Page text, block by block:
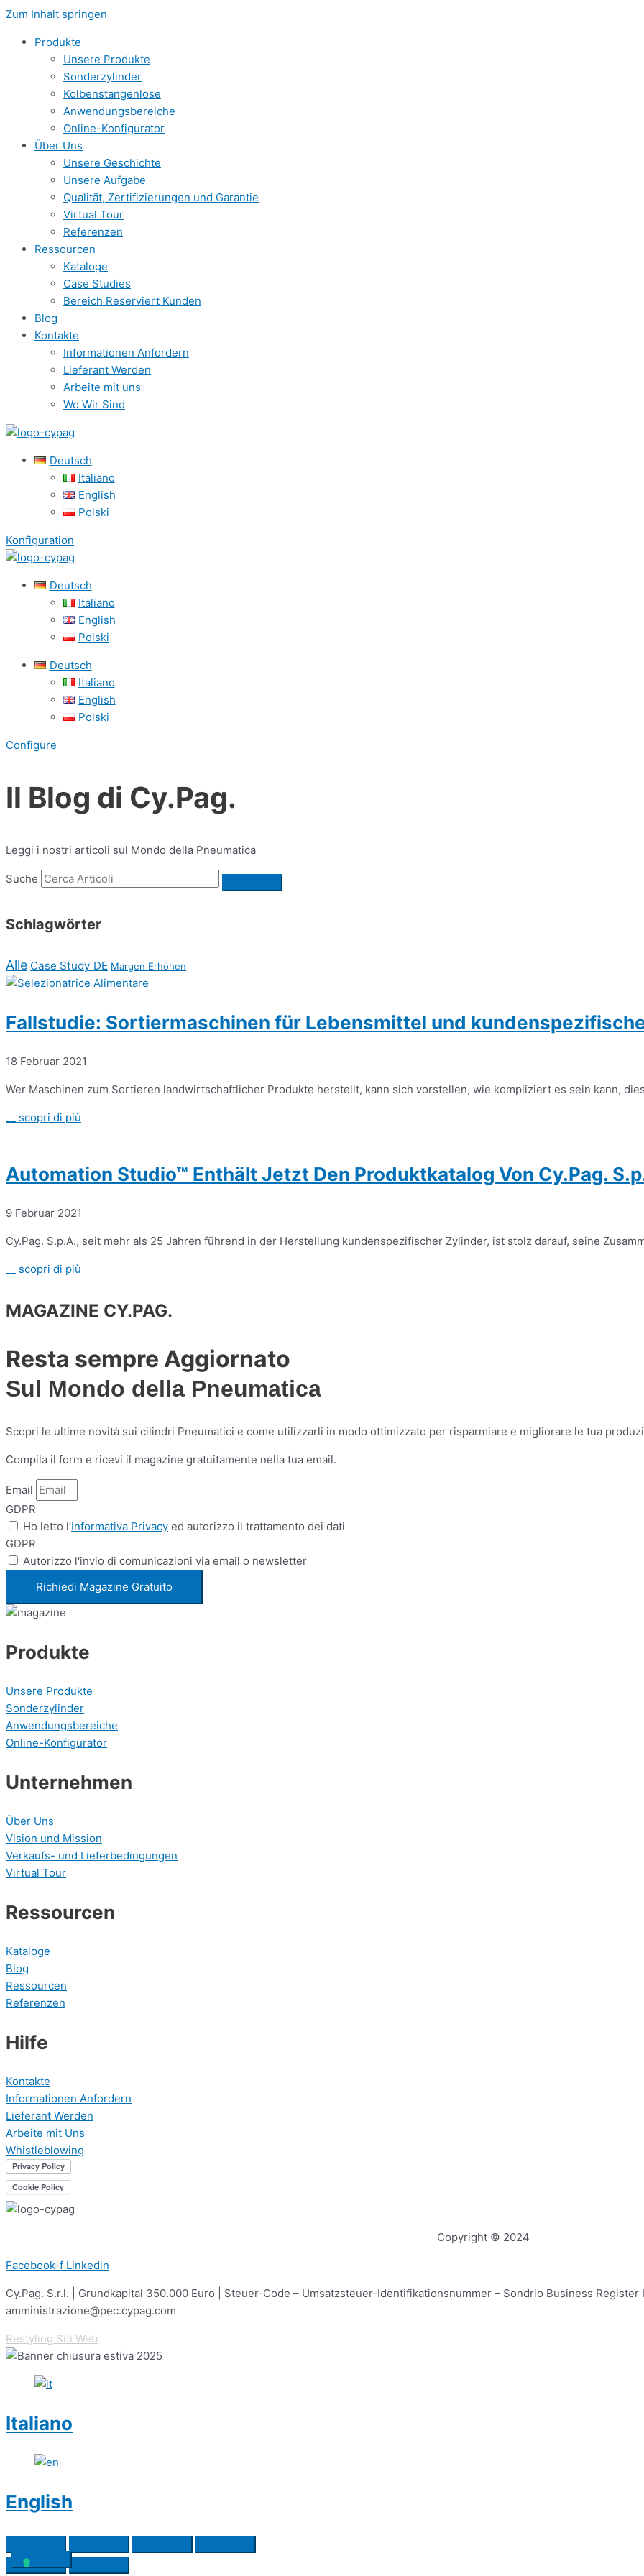
Zum Inhalt springen
Produkte
Unsere Produkte
Sonderzylinder
Kolbenstangenlose
Anwendungsbereiche
Online-Konfigurator
Über Uns
Unsere Geschichte
Unsere Aufgabe
Qualität, Zertifizierungen und Garantie
Virtual Tour
Referenzen
Ressourcen
Kataloge
Case Studies
Bereich Reserviert Kunden
Blog
Kontakte
Informationen Anfordern
Lieferant Werden
Arbeite mit uns
Wo Wir Sind
Deutsch
Italiano
English
Polski
Konfiguration
Deutsch
Italiano
English
Polski
Deutsch
Italiano
English
Polski
Configure
Il Blog di Cy.Pag.
Leggi i nostri articoli sul Mondo della Pneumatica
Suche
Schlagwörter
Alle Case Study DE Margen Erhöhen
Fallstudie: Sortiermaschinen für Lebensmittel und
18 Februar 2021
Wer Maschinen zum Sortieren landwirtschaftlicher Produkte herstellt, kann sich vorstellen, wie kompliziert es sein kann,
__ scopri di più
Automation Studio™ Enthält Jetzt Den Produktkatalog Von Cy.Pag.
9 Februar 2021
Cy.Pag. S.p.A., seit mehr als 25 Jahren führend in der Herstellung kundenspezifischer Zylinder, ist stolz darauf, seine
__ scopri di più
MAGAZINE CY.PAG.
Resta sempre Aggiornato
Sul Mondo della Pneumatica
Scopri le ultime novità sui cilindri Pneumatici e come utilizzarli in modo ottimizzato per risparmiare e migliorare le tua
Compila il form e ricevi il magazine gratuitamente nella tua email.
Email
GDPR
Ho letto l’Informativa Privacy ed autorizzo il trattamento dei dati
GDPR
Autorizzo l'invio di comunicazioni via email o newsletter
Richiedi Magazine Gratuito
Produkte
Unsere Produkte
Sonderzylinder
Anwendungsbereiche
Online-Konfigurator
Unternehmen
Über Uns
Vision und Mission
Verkaufs- und Lieferbedingungen
Virtual Tour
Ressourcen
Kataloge
Blog
Ressourcen
Referenzen
Hilfe
Kontakte
Informationen Anfordern
Lieferant Werden
Arbeite mit Uns
Whistleblowing
Copyright © 2024
Facebook-f Linkedin
Cy.Pag. S.r.l. | Grundkapital 350.000 Euro | Steuer-Code – Umsatzsteuer-Identifikationsnummer – Sondrio Business
amministrazione@pec.cypag.com
Restyling Siti Web
Italiano
English